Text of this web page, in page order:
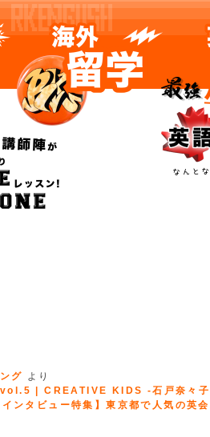
グ より
vol.5 | CREATIVE KIDS -石戸奈々子
インタビュー特集】東京都で人気の